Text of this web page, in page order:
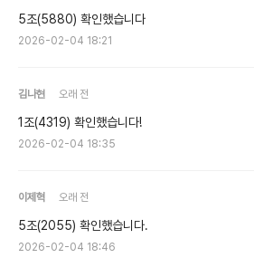
5조(5880) 확인했습니다
2026-02-04 18:21
김나현 오래 전
1조(4319) 확인했습니다!
2026-02-04 18:35
이제혁 오래 전
5조(2055) 확인했습니다.
2026-02-04 18:46